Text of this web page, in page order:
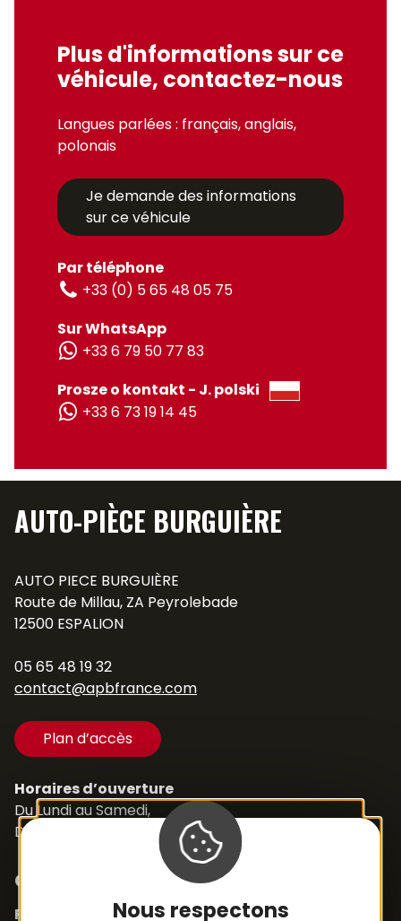
Nous respectons
Plus d'informations sur ce
véhicule, contactez-nous
Langues parlées : français, anglais,
polonais
Je demande des informations
sur ce véhicule
Par téléphone
+33 (0) 5 65 48 05 75
Sur WhatsApp
+33 6 79 50 77 83
Prosze o kontakt - J. polski
+33 6 73 19 14 45
AUTO-PIÈCE BURGUIÈRE
AUTO PIECE BURGUIÈRE
Route de Millau, ZA Peyrolebade
12500 ESPALION
05 65 48 19 32
contact@apbfrance.com
Plan d’accès
Horaires d’ouverture
Du Lundi au Samedi,
De 8h30 à 12h et de 14h à 18h
Contacts
Pièces détachées